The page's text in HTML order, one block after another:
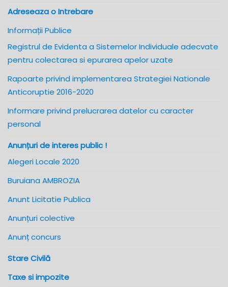
Adreseaza o Intrebare
Informații Publice
Registrul de Evidenta a Sistemelor Individuale adecvate
pentru colectarea si epurarea apelor uzate
Rapoarte privind implementarea Strategiei Nationale
Anticoruptie 2016-2020
Informare privind prelucrarea datelor cu caracter
personal
Anunțuri de interes public !
Alegeri Locale 2020
Buruiana AMBROZIA
Anunt Licitatie Publica
Anunțuri colective
Anunț concurs
Stare Civilă
Taxe si impozite